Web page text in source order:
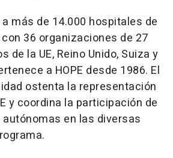
más de 14.000 hospitales de
36 organizaciones de 27
de la UE, Reino Unido, Suiza y
a HOPE desde 1986. El
ostenta la representación
y coordina la participación de
en las diversas